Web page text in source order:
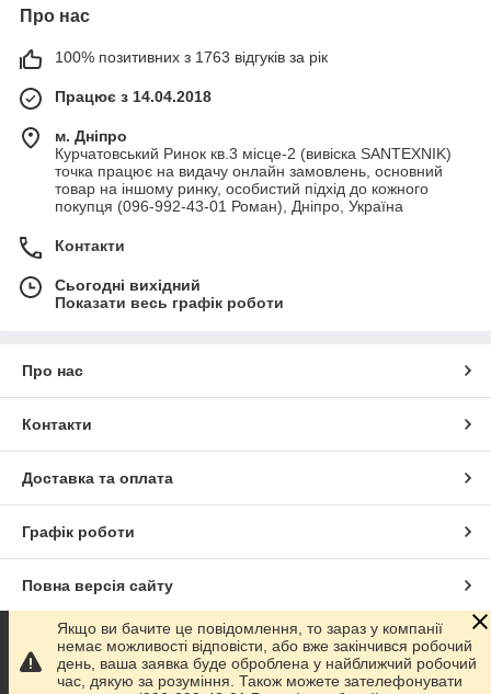
Про нас
100% позитивних з 1763 відгуків за рік
Працює з 14.04.2018
м. Дніпро
Курчатовський Ринок кв.3 місце-2 (вивіска SANTEXNIK)
точка працює на видачу онлайн замовлень, основний
товар на іншому ринку, особистий підхід до кожного
покупця (096-992-43-01 Роман), Дніпро, Україна
Контакти
Сьогодні вихідний
Показати весь графік роботи
Про нас
Контакти
Доставка та оплата
Графік роботи
Повна версія сайту
Сайт створено на маркетплейсіProm.ua
Якщо ви бачите це повідомлення, то зараз у компанії
немає можливості відповісти, або вже закінчився робочий
день, ваша заявка буде оброблена у найближчий робочий
час, дякую за розуміння. Також можете зателефонувати